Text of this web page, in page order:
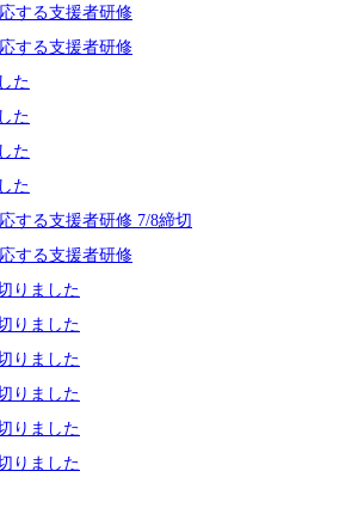
する支援者研修
する支援者研修
た
た
た
た
する支援者研修 7/8締切
する支援者研修
りました
りました
りました
りました
りました
りました